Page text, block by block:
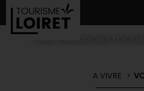
A VIVRE